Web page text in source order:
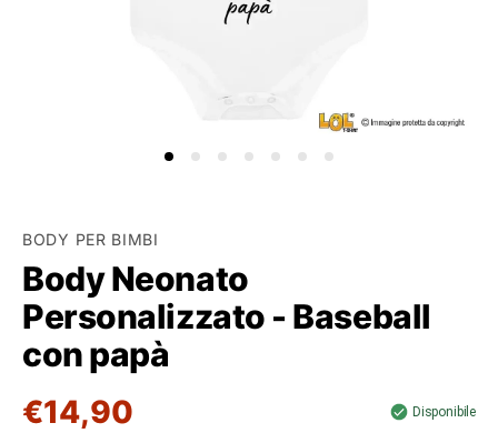
BODY PER BIMBI
Body Neonato
Personalizzato - Baseball
con papà
€14,90 Disponibile